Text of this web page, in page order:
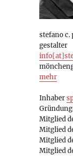
stefano c.
gestalter
mehr
Inhaber
Mitglied
Mitglied
Mitglied
Mitglied